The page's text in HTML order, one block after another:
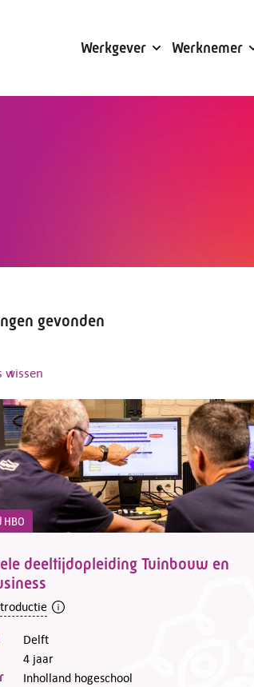
Werkgever Werknemer
gevonden
wissen
HBO
deeltijdopleiding Tuinbouw en
Delft
4 jaar
Inholland hogeschool